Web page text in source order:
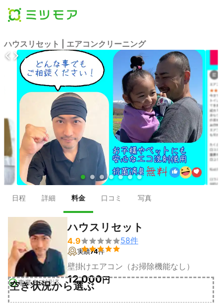
ハウスリセット | エアコンクリーニング
● ● ● ● ● ● ●
日程 詳細 料金 口コミ 写真
事業者確認済
ハウスリセット
4.9

58件
実績74件
壁掛けエアコン（お掃除機能なし）
12,000円
空き状況から選ぶ